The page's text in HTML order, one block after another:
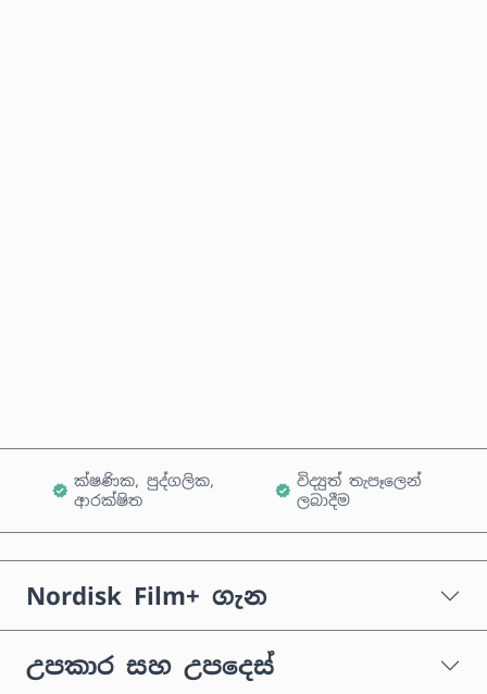
ක්ෂණික, පුද්ගලික,
ආරක්ෂිත
විද්‍යුත් තැපෑලෙන්
ලබාදීම
Nordisk Film+ ගැන
උපකාර සහ උපදෙස්